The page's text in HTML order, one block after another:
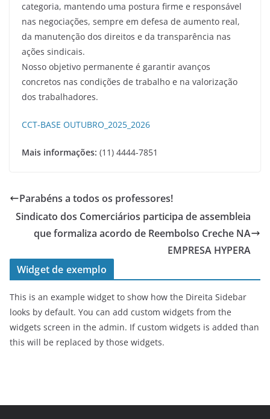
categoria, mantendo uma postura firme e responsável
nas negociações, sempre em defesa de aumento real,
da manutenção dos direitos e da transparência nas
ações sindicais.
Nosso objetivo permanente é garantir avanços
concretos nas condições de trabalho e na valorização
dos trabalhadores.
CCT-BASE OUTUBRO_2025_2026
Mais informações: (11) 4444-7851
Parabéns a todos os professores!
Sindicato dos Comerciários participa de assembleia
que formaliza acordo de Reembolso Creche NA
EMPRESA HYPERA
Widget de exemplo
This is an example widget to show how the Direita Sidebar
looks by default. You can add custom widgets from the
widgets screen in the admin. If custom widgets is added than
this will be replaced by those widgets.